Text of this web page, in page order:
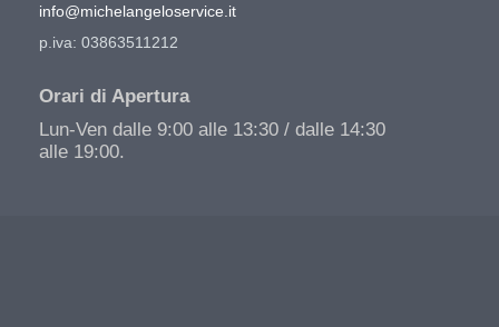
info@michelangeloservice.it
p.iva: 03863511212
Orari di Apertura
Lun-Ven dalle 9:00 alle 13:30 / dalle 14:30
alle 19:00.